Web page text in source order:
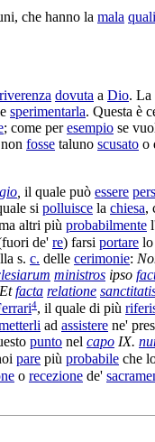
che hanno la mala
riverenza dovuta a Dio. La
sperimentarla. Questa è
; come peresempio se
fosse taluno scusato o
il quale può essere
si polluisce la chiesa,
altri più probabilmente
de' re) farsi portare lo
s. c. delle cerimonie:
ministros ipso
Etfacta relatione
4, il quale di più
ad assistere ne'
punto nel capo IX.
pare più probabile che
o recezione de'